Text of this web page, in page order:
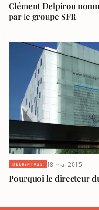
Clément Delpirou
par le groupe SFR
DÉCRYPTAGE 18 mai 2015
Pourquoi le directeur